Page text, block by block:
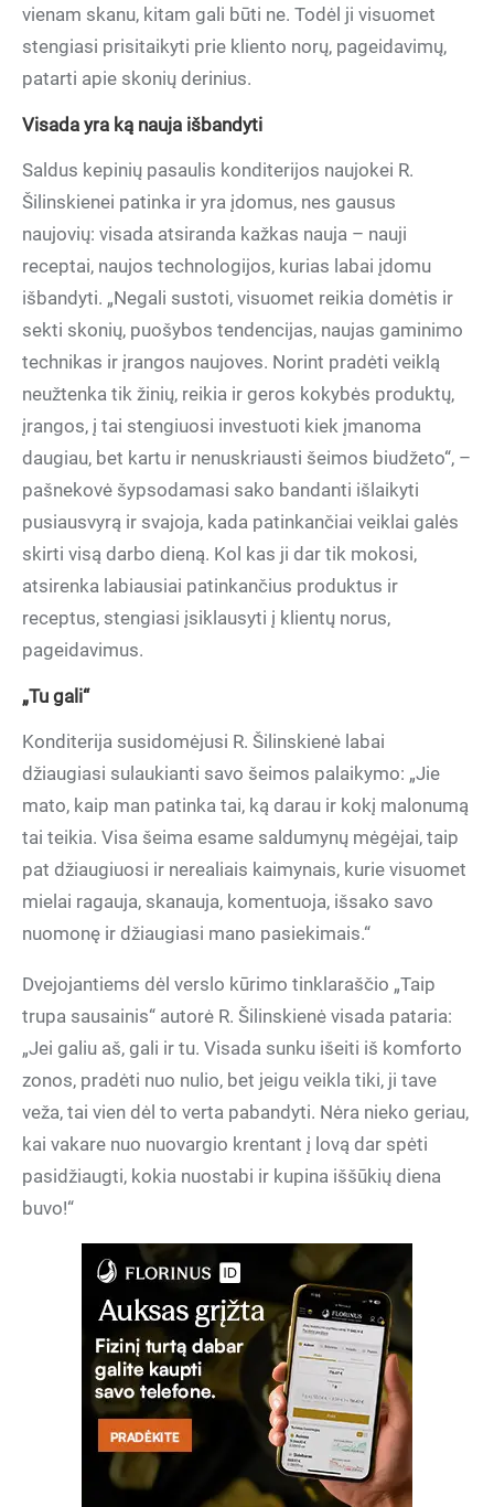
vienam skanu, kitam gali būti ne. Todėl ji visuomet
stengiasi prisitaikyti prie kliento norų, pageidavimų,
patarti apie skonių derinius.
Visada yra ką nauja išbandyti
Saldus kepinių pasaulis konditerijos naujokei R.
Šilinskienei patinka ir yra įdomus, nes gausus
naujovių: visada atsiranda kažkas nauja – nauji
receptai, naujos technologijos, kurias labai įdomu
išbandyti. „Negali sustoti, visuomet reikia domėtis ir
sekti skonių, puošybos tendencijas, naujas gaminimo
technikas ir įrangos naujoves. Norint pradėti veiklą
neužtenka tik žinių, reikia ir geros kokybės produktų,
įrangos, į tai stengiuosi investuoti kiek įmanoma
daugiau, bet kartu ir nenuskriausti šeimos biudžeto“, –
pašnekovė šypsodamasi sako bandanti išlaikyti
pusiausvyrą ir svajoja, kada patinkančiai veiklai galės
skirti visą darbo dieną. Kol kas ji dar tik mokosi,
atsirenka labiausiai patinkančius produktus ir
receptus, stengiasi įsiklausyti į klientų norus,
pageidavimus.
„Tu gali“
Konditerija susidomėjusi R. Šilinskienė labai
džiaugiasi sulaukianti savo šeimos palaikymo: „Jie
mato, kaip man patinka tai, ką darau ir kokį malonumą
tai teikia. Visa šeima esame saldumynų mėgėjai, taip
pat džiaugiuosi ir nerealiais kaimynais, kurie visuomet
mielai ragauja, skanauja, komentuoja, išsako savo
nuomonę ir džiaugiasi mano pasiekimais.“
Dvejojantiems dėl verslo kūrimo tinklaraščio „Taip
trupa sausainis“ autorė R. Šilinskienė visada pataria:
„Jei galiu aš, gali ir tu. Visada sunku išeiti iš komforto
zonos, pradėti nuo nulio, bet jeigu veikla tiki, ji tave
veža, tai vien dėl to verta pabandyti. Nėra nieko geriau,
kai vakare nuo nuovargio krentant į lovą dar spėti
pasidžiaugti, kokia nuostabi ir kupina iššūkių diena
buvo!“